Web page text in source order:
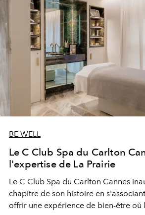
BE WELL
Le C Club Spa du Carlton
l'expertise de La Prairie
Le C Club Spa du Carlton Cannes
chapitre de son histoire en
offrir une expérience de bien-être où